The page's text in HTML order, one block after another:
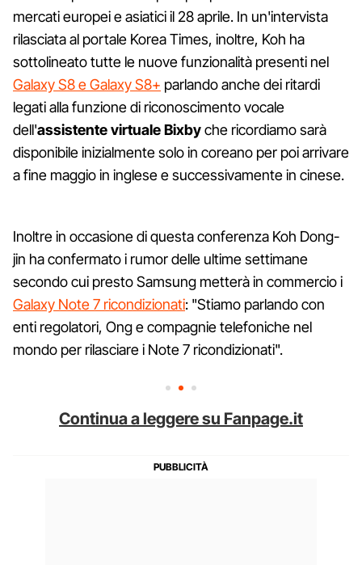
mercati europei e asiatici il 28 aprile. In un'intervista
rilasciata al portale Korea Times, inoltre, Koh ha
sottolineato tutte le nuove funzionalità presenti nel
Galaxy S8 e Galaxy S8+ parlando anche dei ritardi
legati alla funzione di riconoscimento vocale
dell'assistente virtuale Bixbyche ricordiamo sarà
disponibile inizialmente solo in coreano per poi arrivare
a fine maggio in inglese e successivamente in cinese.
Inoltre in occasione di questa conferenza Koh Dong-
jin ha confermato i rumor delle ultime settimane
secondo cui presto Samsung metterà in commercio i
Galaxy Note 7 ricondizionati: "Stiamo parlando con
enti regolatori, Ong e compagnie telefoniche nel
mondo per rilasciare i Note 7 ricondizionati".
Continua a leggere su Fanpage.it